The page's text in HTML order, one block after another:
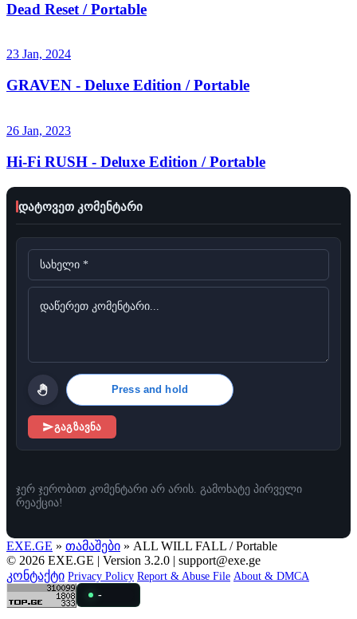
Dead Reset / Portable
23 Jan, 2024
GRAVEN - Deluxe Edition / Portable
26 Jan, 2023
Hi-Fi RUSH - Deluxe Edition / Portable
დატოვეთ კომენტარი
Press and hold
გაგზავნა
ჯერ ჯერობით კომენტარი არ არის. გამოხატე პირველი
რეაქცია!
EXE.GE » თამაშები » ALL WILL FALL / Portable
© 2026 EXE.GE | Version 3.2.0 | support@exe.ge
კონტაქტი Privacy Policy Report & Abuse File About & DMCA
-